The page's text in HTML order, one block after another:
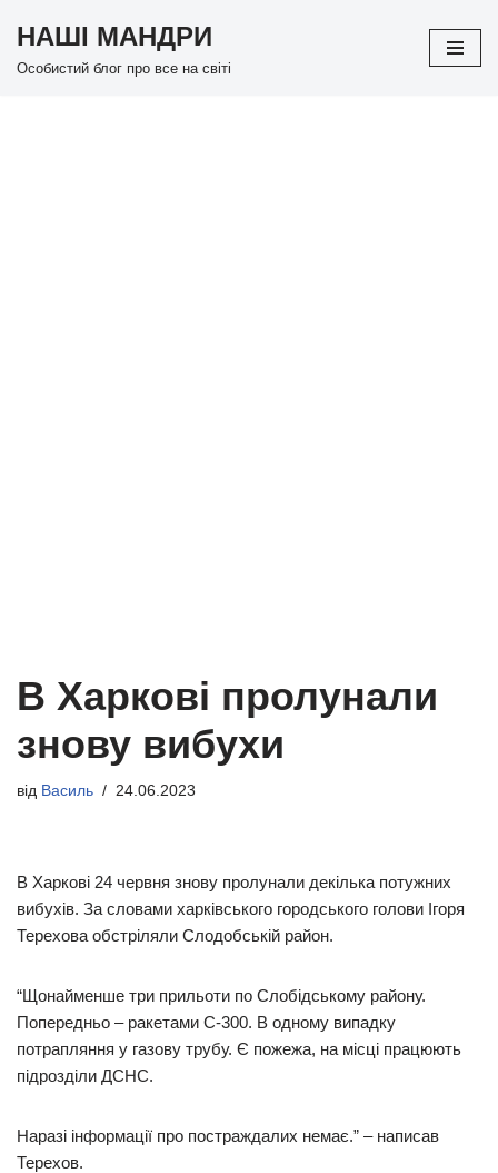
Перейти
НАШІ МАНДРИ
Особистий блог про все на світі
В Харкові пролунали
знову вибухи
від Василь 24.06.2023
В Харкові 24 червня знову пролунали декілька потужних
вибухів. За словами харківського городського голови Ігоря
Терехова обстріляли Слодобській район.
“Щонайменше три прильоти по Слобідському району.
Попередньо – ракетами С-300. В одному випадку
потрапляння у газову трубу. Є пожежа, на місці працюють
підрозділи ДСНС.
Наразі інформації про постраждалих немає.” – написав
Терехов.